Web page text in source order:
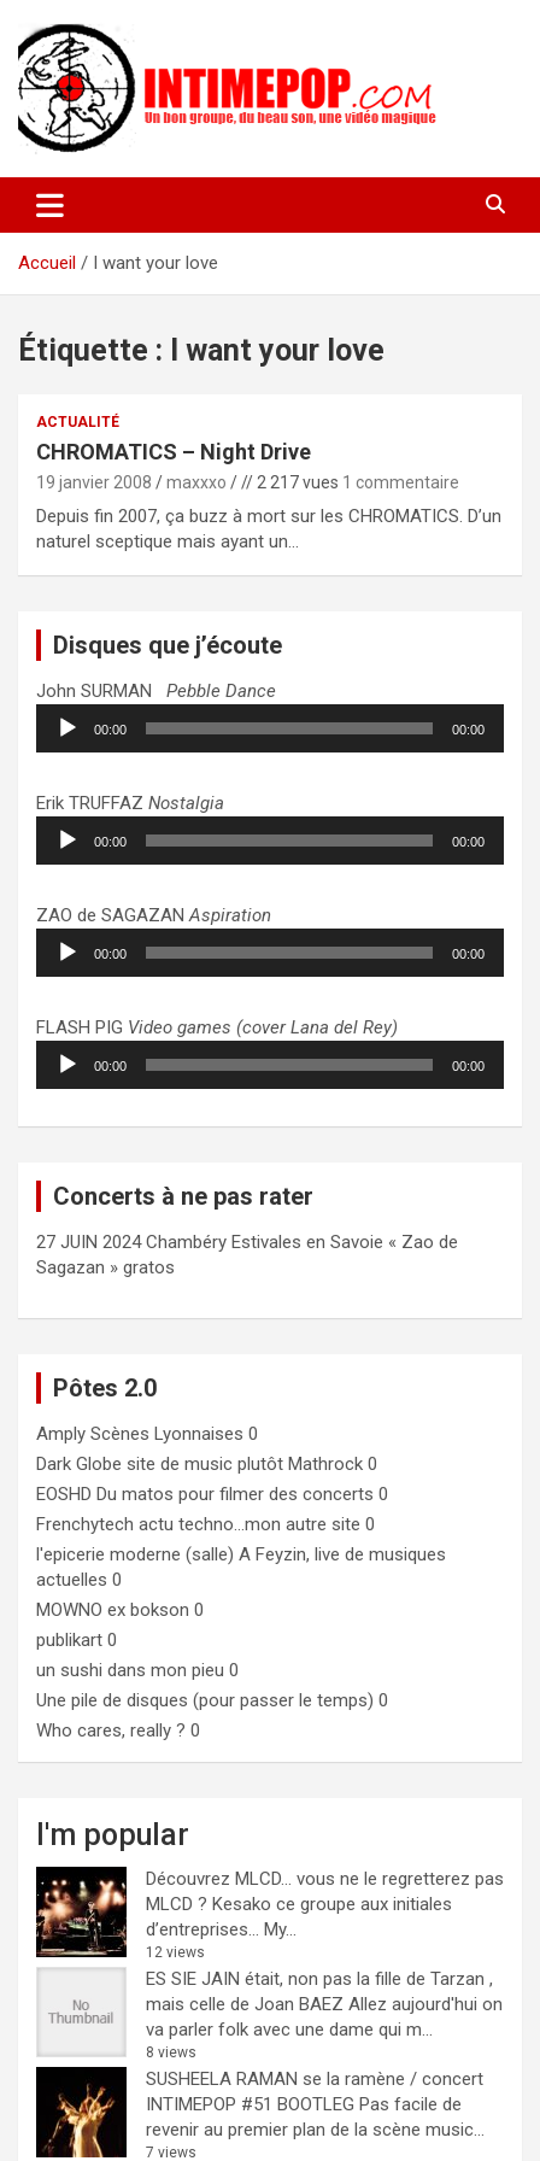
contenu
intimepop.com
actuelles pop rock, post-rock, indé sur Lyon. rock pop concert
lyon
Accueil
I want your love
Étiquette : I want your love
ACTUALITÉ
CHROMATICS – Night Drive
19 janvier 2008 maxxxo // 2 217 vues 1 commentaire
Depuis fin 2007, ça buzz à mort sur les CHROMATICS. D’un
naturel sceptique mais ayant un…
Disques que j’écoute
John SURMAN Pebble Dance
Lecteur
audio
00:00 00:00
Erik TRUFFAZ Nostalgia
Lecteur
audio
00:00 00:00
ZAO de SAGAZANAspiration
Lecteur
audio
00:00 00:00
FLASH PIG Video games (cover Lana del Rey)
Lecteur
audio
00:00 00:00
Concerts à ne pas rater
27 JUIN 2024 Chambéry Estivales en Savoie « Zao de
Sagazan » gratos
Pôtes 2.0
Amply Scènes Lyonnaises 0
Dark Globe site de music plutôt Mathrock 0
EOSHD Du matos pour filmer des concerts 0
Frenchytech actu techno…mon autre site 0
l'epicerie moderne (salle) A Feyzin, live de musiques
actuelles 0
MOWNO ex bokson 0
publikart 0
un sushi dans mon pieu 0
Une pile de disques (pour passer le temps) 0
Who cares, really ? 0
I'm popular
Découvrez MLCD… vous ne le regretterez pas
MLCD ? Kesako ce groupe aux initiales
d’entreprises… My...
12 views
ES SIE JAIN était, non pas la fille de Tarzan ,
mais celle de Joan BAEZ Allez aujourd'hui on
va parler folk avec une dame qui m...
8 views
SUSHEELA RAMAN se la ramène / concert
INTIMEPOP #51 BOOTLEG Pas facile de
revenir au premier plan de la scène music...
7 views